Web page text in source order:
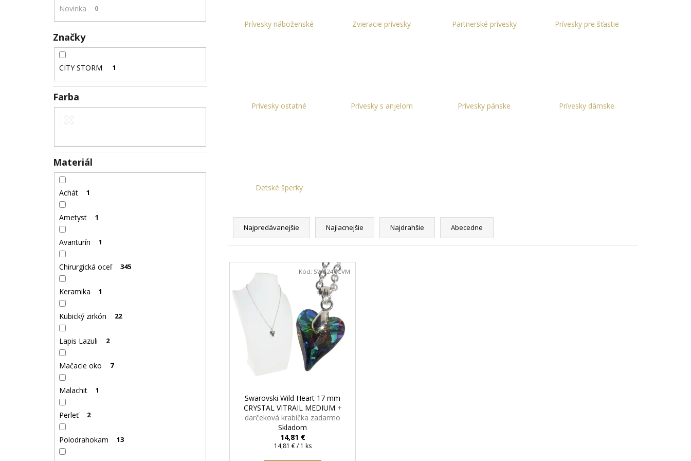
Novinka 0
Značky
CITY STORM 1
Farba
Materiál
Achát 1
Ametyst 1
Avanturín 1
Chirurgická oceľ 345
Keramika 1
Kubický zirkón 22
Lapis Lazuli 2
Mačacie oko 7
Malachit 1
Perleť 2
Polodrahokam 13
Prívesky náboženské Zvieracie prívesky Partnerské prívesky Prívesky pre šťastie
Prívesky ostatné Prívesky s anjelom Prívesky pánske Prívesky dámske
Detské šperky
R
d
e
Najpredávanejšie Najlacnejšie Najdrahšie Abecedne
V
p
Swarovski Wild Heart 17 mm
CRYSTAL VITRAIL MEDIUM +
darčeková krabička zadarmo
Skladom
14,81 €
Jednotková
14,81 € / 1 ks
Kód: SW6240CVM
ZADARMO
22,87 €
16,48 €
7,63 €